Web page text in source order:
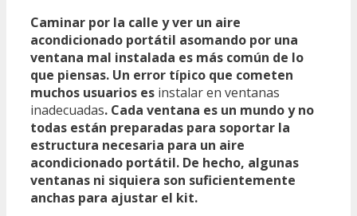
Caminar por la calle y ver un aire
acondicionado portátil asomando por una
ventana mal instalada es más común de lo
que piensas. Un error típico que cometen
muchos usuarios es instalar en ventanas
inadecuadas. Cada ventana es un mundo y no
todas están preparadas para soportar la
estructura necesaria para un aire
acondicionado portátil. De hecho, algunas
ventanas ni siquiera son suficientemente
anchas para ajustar el kit.